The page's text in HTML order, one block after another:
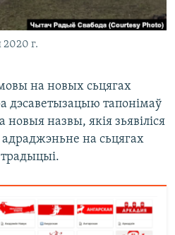
г.
на новых сьцягах
дэсаветызацыю тапонімаў
назвы, якія зьявіліся
на сьцягах